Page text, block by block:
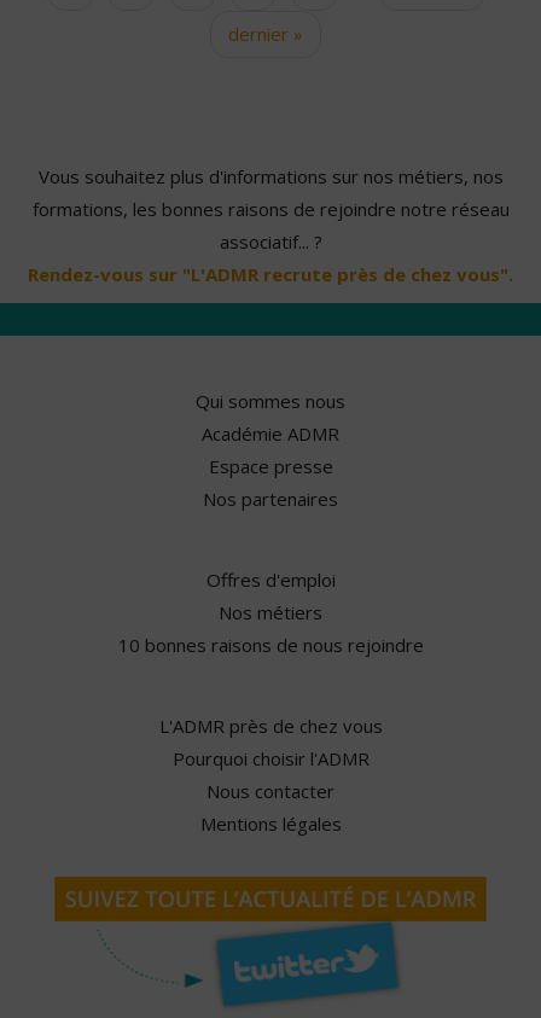
dernier »
Vous souhaitez plus d'informations sur nos métiers, nos
formations, les bonnes raisons de rejoindre notre réseau
associatif... ?
Rendez-vous sur "L'ADMR recrute près de chez vous".
Qui sommes nous
Académie ADMR
Espace presse
Nos partenaires
Offres d'emploi
Nos métiers
10 bonnes raisons de nous rejoindre
L'ADMR près de chez vous
Pourquoi choisir l'ADMR
Nous contacter
Mentions légales